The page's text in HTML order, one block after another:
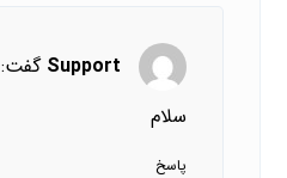
Support گفت:
سلام
پاسخ